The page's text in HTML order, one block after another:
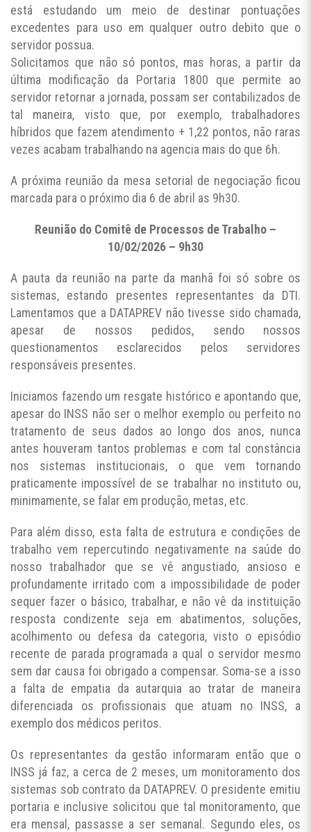
está estudando um meio de destinar pontuações
excedentes para uso em qualquer outro debito que o
servidor possua.
Solicitamos que não só pontos, mas horas, a partir da
última modificação da Portaria 1800 que permite ao
servidor retornar a jornada, possam ser contabilizados de
tal maneira, visto que, por exemplo, trabalhadores
híbridos que fazem atendimento + 1,22 pontos, não raras
vezes acabam trabalhando na agencia mais do que 6h.
A próxima reunião da mesa setorial de negociação ficou
marcada para o próximo dia 6 de abril as 9h30.
Reunião do Comitê de Processos de Trabalho –
10/02/2026 – 9h30
A pauta da reunião na parte da manhã foi só sobre os
sistemas, estando presentes representantes da DTI.
Lamentamos que a DATAPREV não tivesse sido chamada,
apesar de nossos pedidos, sendo nossos
questionamentos esclarecidos pelos servidores
responsáveis presentes.
Iniciamos fazendo um resgate histórico e apontando que,
apesar do INSS não ser o melhor exemplo ou perfeito no
tratamento de seus dados ao longo dos anos, nunca
antes houveram tantos problemas e com tal constância
nos sistemas institucionais, o que vem tornando
praticamente impossível de se trabalhar no instituto ou,
minimamente, se falar em produção, metas, etc.
Para além disso, esta falta de estrutura e condições de
trabalho vem repercutindo negativamente na saúde do
nosso trabalhador que se vê angustiado, ansioso e
profundamente irritado com a impossibilidade de poder
sequer fazer o básico, trabalhar, e não vê da instituição
resposta condizente seja em abatimentos, soluções,
acolhimento ou defesa da categoria, visto o episódio
recente de parada programada a qual o servidor mesmo
sem dar causa foi obrigado a compensar. Soma-se a isso
a falta de empatia da autarquia ao tratar de maneira
diferenciada os profissionais que atuam no INSS, a
exemplo dos médicos peritos.
Os representantes da gestão informaram então que o
INSS já faz, a cerca de 2 meses, um monitoramento dos
sistemas sob contrato da DATAPREV. O presidente emitiu
portaria e inclusive solicitou que tal monitoramento, que
era mensal, passasse a ser semanal. Segundo eles, os